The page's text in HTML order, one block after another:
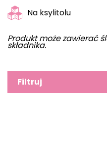
Na ksylitolu
Produkt może zawierać
składnika.
Filtruj